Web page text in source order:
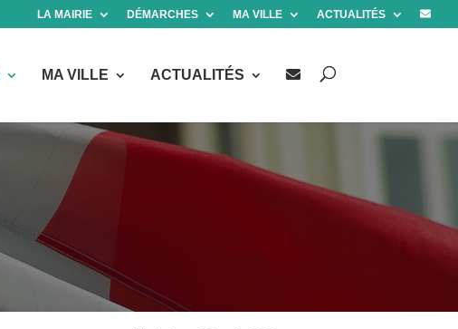
LA MAIRIE DÉMARCHES MA VILLE ACTUALITÉS
MA VILLE ACTUALITÉS